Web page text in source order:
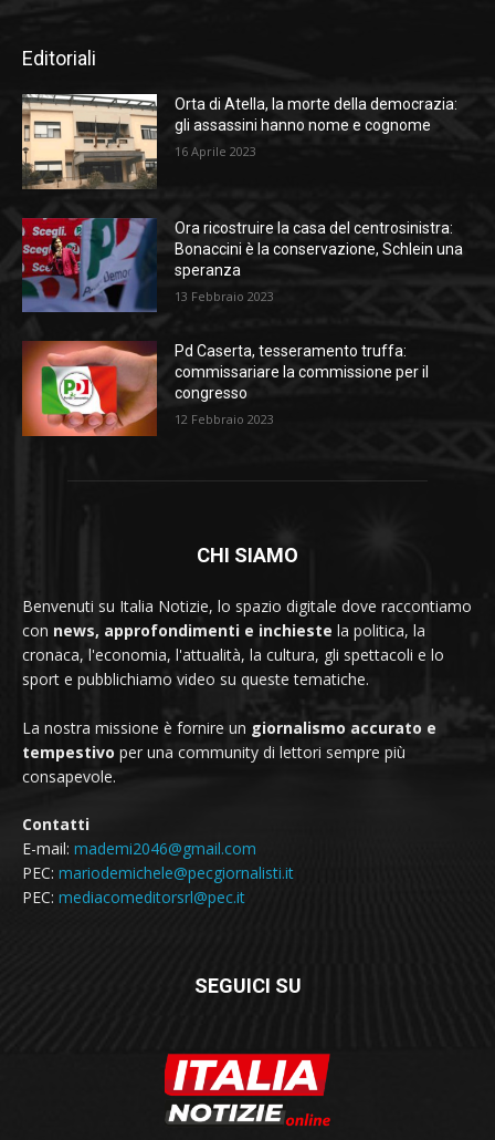
Editoriali
Orta di Atella, la morte della democrazia:
gli assassini hanno nome e cognome
16 Aprile 2023
Ora ricostruire la casa del centrosinistra:
Bonaccini è la conservazione, Schlein una
speranza
13 Febbraio 2023
Pd Caserta, tesseramento truffa:
commissariare la commissione per il
congresso
12 Febbraio 2023
CHI SIAMO
Benvenuti su Italia Notizie, lo spazio digitale dove raccontiamo
con news, approfondimenti e inchieste la politica, la
cronaca, l'economia, l'attualità, la cultura, gli spettacoli e lo
sport e pubblichiamo video su queste tematiche.
La nostra missione è fornire un giornalismo accurato e
tempestivo per una community di lettori sempre più
consapevole.
Contatti
E-mail: mademi2046@gmail.com
PEC: mariodemichele@pecgiornalisti.it
PEC: mediacomeditorsrl@pec.it
SEGUICI SU